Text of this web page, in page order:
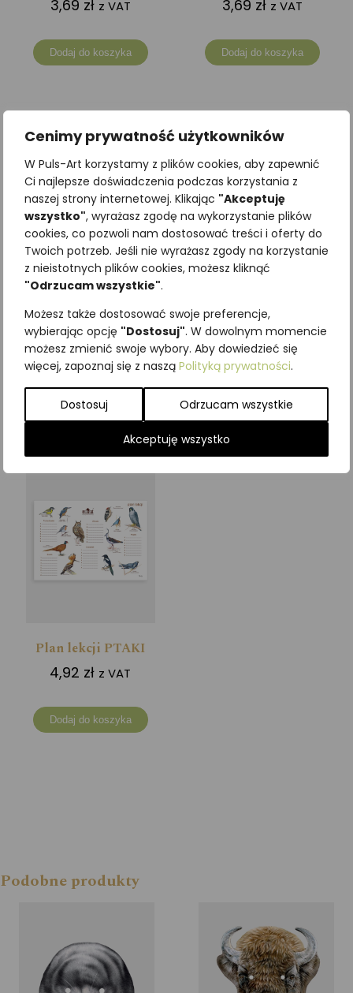
Cenimy prywatność użytkowników
W Puls-Art korzystamy z plików cookies, aby zapewnić
Ci najlepsze doświadczenia podczas korzystania z
naszej strony internetowej. Klikając "Akceptuję
wszystko", wyrażasz zgodę na wykorzystanie plików
cookies, co pozwoli nam dostosować treści i oferty do
Twoich potrzeb. Jeśli nie wyrażasz zgody na korzystanie
z nieistotnych plików cookies, możesz kliknąć
"Odrzucam wszystkie".
Możesz także dostosować swoje preferencje,
wybierając opcję "Dostosuj". W dowolnym momencie
możesz zmienić swoje wybory. Aby dowiedzieć się
więcej, zapoznaj się z naszą Polityką prywatności.
Dostosuj Odrzucam wszystkie
Akceptuję wszystko
3,69 zł z VAT
Dodaj do koszyka
3,69 zł z VAT
Dodaj do koszyka
Zakładka edukacyjna
MNOGOOCZAK IKAR
3,69zł z VAT
Zakładka edukacyjna
RZEKOTKA DRZEWNA
3,69zł z VAT
Plan lekcji PTAKI
4,92 zł z VAT
Dodaj do koszyka
Podobne produkty